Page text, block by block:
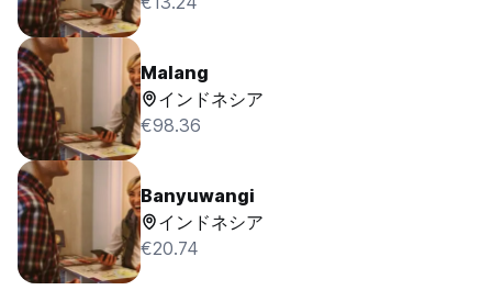
Malang
インドネシア
€98.36
Banyuwangi
インドネシア
€20.74